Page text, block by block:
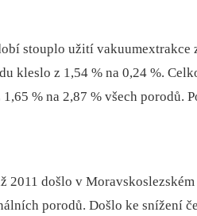
stouplo užití vakuumextrakce
kleslo z 1,54 % na 0,24 %.
% na 2,87 % všech porodů.
2011 došlo v
porodů. Došlo ke snížení